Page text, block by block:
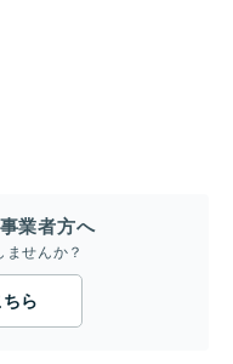
業者方へ
ませんか？
ら